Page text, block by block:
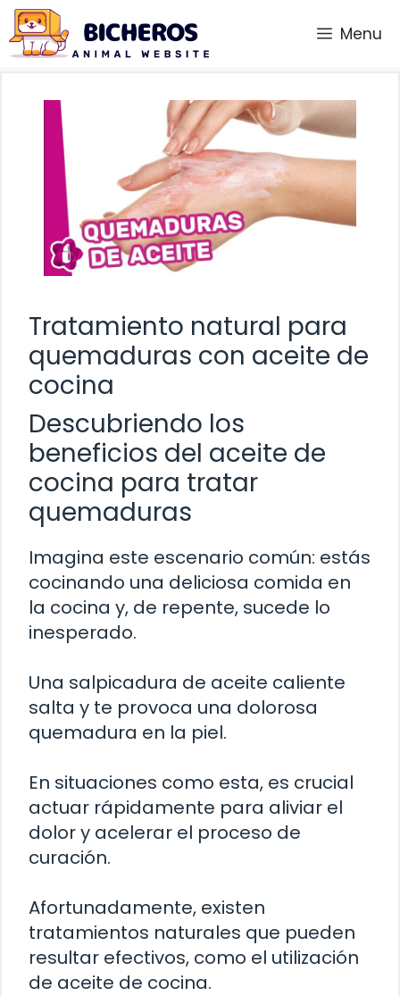
Saltar
al
contenido
Menu
Tratamiento natural para
quemaduras con aceite de
cocina
Descubriendo los
beneficios del aceite de
cocina para tratar
quemaduras
Imagina este escenario común: estás
cocinando una deliciosa comida en
la cocina y, de repente, sucede lo
inesperado.
Una salpicadura de aceite caliente
salta y te provoca una dolorosa
quemadura en la piel.
En situaciones como esta, es crucial
actuar rápidamente para aliviar el
dolor y acelerar el proceso de
curación.
Afortunadamente, existen
tratamientos naturales que pueden
resultar efectivos, como el utilización
de aceite de cocina.